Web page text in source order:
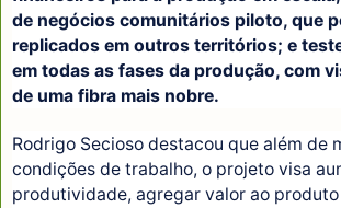
de negócios comunitários piloto, que
replicados em outros territórios; e
em todas as fases da produção, com
de uma fibra mais nobre.
Rodrigo Secioso destacou que além de
condições de trabalho, o projeto visa
produtividade, agregar valor ao